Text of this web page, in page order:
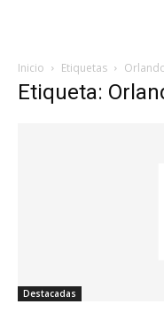
Inicio Etiquetas
Etiqueta:
Destacadas